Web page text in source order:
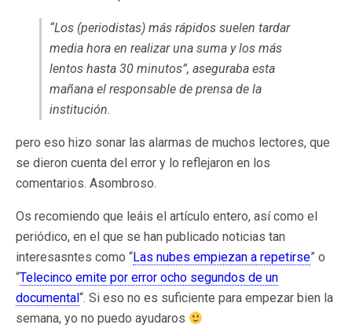
“Los (periodistas) más rápidos suelen tardar
media hora en realizar una suma y los más
lentos hasta 30 minutos”, aseguraba esta
mañana el responsable de prensa de la
institución.
pero eso hizo sonar las alarmas de muchos lectores, que
se dieron cuenta del error y lo reflejaron en los
comentarios. Asombroso.
Os recomiendo que leáis el artículo entero, así como el
periódico, en el que se han publicado noticias tan
interesasntes como “Las nubes empiezan a repetirse” o
“Telecinco emite por error ocho segundos de un
documental“. Si eso no es suficiente para empezar bien la
semana, yo no puedo ayudaros